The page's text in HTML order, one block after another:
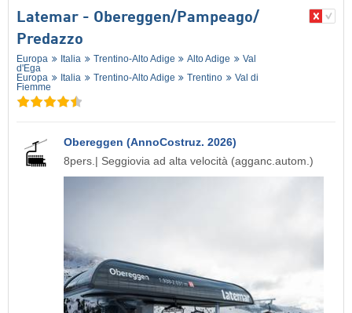
Latemar - Obereggen/​Pampeago/​
Predazzo
Europa Italia Trentino-Alto Adige Alto Adige
Val
d'Ega
Europa
Italia Trentino-Alto Adige Trentino
Val di
Fiemme
Obereggen (AnnoCostruz. 2026)
8pers.| Seggiovia ad alta velocità (agganc.autom.)